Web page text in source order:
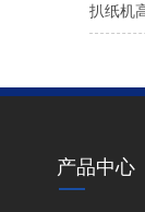
扒纸机
产品中心